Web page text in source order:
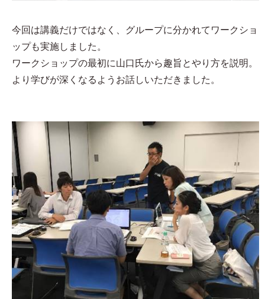
今回は講義だけではなく、グループに分かれてワークショ
ップも実施しました。
ワークショップの最初に山口氏から趣旨とやり方を説明。
より学びが深くなるようお話しいただきました。